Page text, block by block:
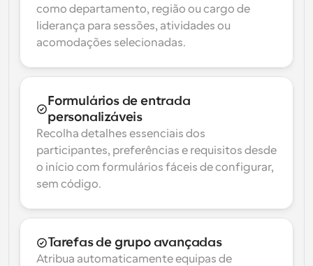
como departamento, região ou cargo de
liderança para sessões, atividades ou
acomodações selecionadas.
Formulários de entrada
personalizáveis
Recolha detalhes essenciais dos
participantes, preferências e requisitos desde
o início com formulários fáceis de configurar,
sem código.
Tarefas de grupo avançadas
Atribua automaticamente equipas de